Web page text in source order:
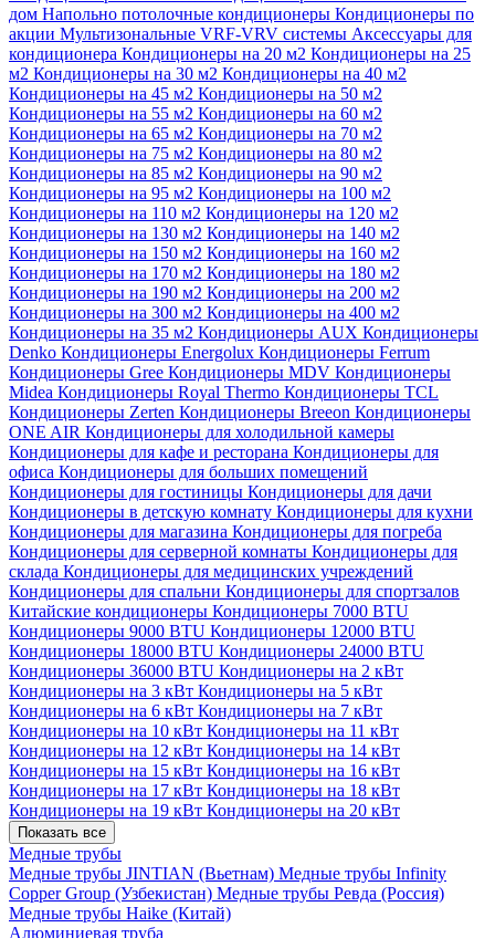
дом Напольно потолочные кондиционеры Кондиционеры по
акции Мультизональные VRF-VRV системы Аксессуары для
кондиционера Кондиционеры на 20 м2 Кондиционеры на 25
м2 Кондиционеры на 30 м2 Кондиционеры на 40 м2
Кондиционеры на 45 м2 Кондиционеры на 50 м2
Кондиционеры на 55 м2 Кондиционеры на 60 м2
Кондиционеры на 65 м2 Кондиционеры на 70 м2
Кондиционеры на 75 м2 Кондиционеры на 80 м2
Кондиционеры на 85 м2 Кондиционеры на 90 м2
Кондиционеры на 95 м2 Кондиционеры на 100 м2
Кондиционеры на 110 м2 Кондиционеры на 120 м2
Кондиционеры на 130 м2 Кондиционеры на 140 м2
Кондиционеры на 150 м2 Кондиционеры на 160 м2
Кондиционеры на 170 м2 Кондиционеры на 180 м2
Кондиционеры на 190 м2 Кондиционеры на 200 м2
Кондиционеры на 300 м2 Кондиционеры на 400 м2
Кондиционеры на 35 м2 Кондиционеры AUX Кондиционеры
Denko Кондиционеры Energolux Кондиционеры Ferrum
Кондиционеры Gree Кондиционеры MDV Кондиционеры
Midea Кондиционеры Royal Thermo Кондиционеры TCL
Кондиционеры Zerten Кондиционеры Breeon Кондиционеры
ONE AIR Кондиционеры для холодильной камеры
Кондиционеры для кафе и ресторана Кондиционеры для
офиса Кондиционеры для больших помещений
Кондиционеры для гостиницы Кондиционеры для дачи
Кондиционеры в детскую комнату Кондиционеры для кухни
Кондиционеры для магазина Кондиционеры для погреба
Кондиционеры для серверной комнаты Кондиционеры для
склада Кондиционеры для медицинских учреждений
Кондиционеры для спальни Кондиционеры для спортзалов
Китайские кондиционеры Кондиционеры 7000 BTU
Кондиционеры 9000 BTU Кондиционеры 12000 BTU
Кондиционеры 18000 BTU Кондиционеры 24000 BTU
Кондиционеры 36000 BTU Кондиционеры на 2 кВт
Кондиционеры на 3 кВт Кондиционеры на 5 кВт
Кондиционеры на 6 кВт Кондиционеры на 7 кВт
Кондиционеры на 10 кВт Кондиционеры на 11 кВт
Кондиционеры на 12 кВт Кондиционеры на 14 кВт
Кондиционеры на 15 кВт Кондиционеры на 16 кВт
Кондиционеры на 17 кВт Кондиционеры на 18 кВт
Кондиционеры на 19 кВт Кондиционеры на 20 кВт
Показать все
Медные трубы
Медные трубы JINTIAN (Вьетнам) Медные трубы Infinity
Copper Group (Узбекистан) Медные трубы Ревда (Россия)
Медные трубы Haike (Китай)
Алюминиевая труба